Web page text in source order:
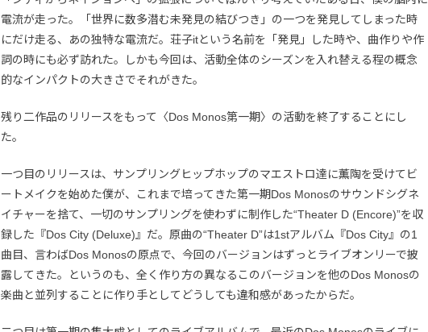
電流が走った。「世界に数多潜む未発見の結びつき」の一つを発見してしまった時
にだけ走る、あの独特な電流だ。荘子itという名前を「発見」した時や、曲作りや作
詞の時にも必ず訪れた。しかも今回は、活動全体のシーズンを入れ替える程の概念
的なインパクトの大きさでそれがきた。
残り二作品のリリースをもって〈Dos Monos第一期〉の活動を終了することにし
た。
一つ目のリリースは、サンプリングヒップホップのマエストロ達に薫陶を受けてビ
ートメイクを始めた僕が、これまで培ってきた第一期Dos Monosのサウンドシグネ
イチャーを捨て、一切のサンプリングを使わずに制作した“Theater D (Encore)”を収
録した『Dos City (Deluxe)』だ。原曲の“Theater D”は1stアルバム『Dos City』の1
曲目、言わばDos Monosの原点で、今回のバージョンはずっとライブオンリーで披
露してきた。というのも、全く作り方の異なるこのバージョンを他のDos Monosの
楽曲と並列することに作り手としてどうしても違和感があったからだ。